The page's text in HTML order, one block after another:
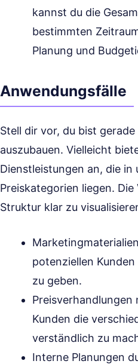
kannst du die
bestimmten
Planung und
Anwendungsfälle
Stell dir vor, du bist
auszubauen. Vielleicht
Dienstleistungen an, die in
Preiskategorien liegen.
Struktur klar zu
potenziellen
zu geben.
Preisverhandlungen
Kunden die
verständlich zu
Interne Planungen